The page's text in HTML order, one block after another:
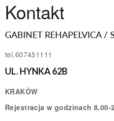
Kontakt
GABINET REHAPELVICA /
tel.607451111
UL. HYNKA 62B
KRAKÓW
Rejestracja w